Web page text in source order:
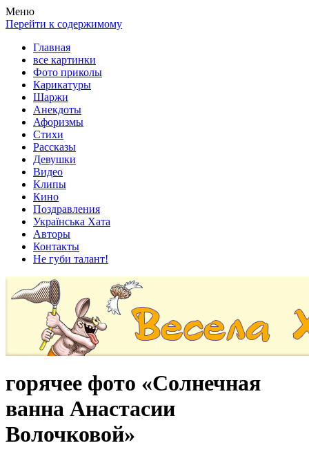
Весела хата — прикольные картинки, смешные истории,
клипы!
Покажем всем ваши фото приколы, карикатуры, шаржи, стихи,
рассказы, видео и песни!
Меню
Перейти к содержимому
Главная
все картинки
Фото приколы
Карикатуры
Шаржи
Анекдоты
Афоризмы
Стихи
Рассказы
Девушки
Видео
Клипы
Кино
Поздравления
Українська Хата
Авторы
Контакты
Не губи талант!
горячее фото «Солнечная
ванна Анастасии
Волочковой»